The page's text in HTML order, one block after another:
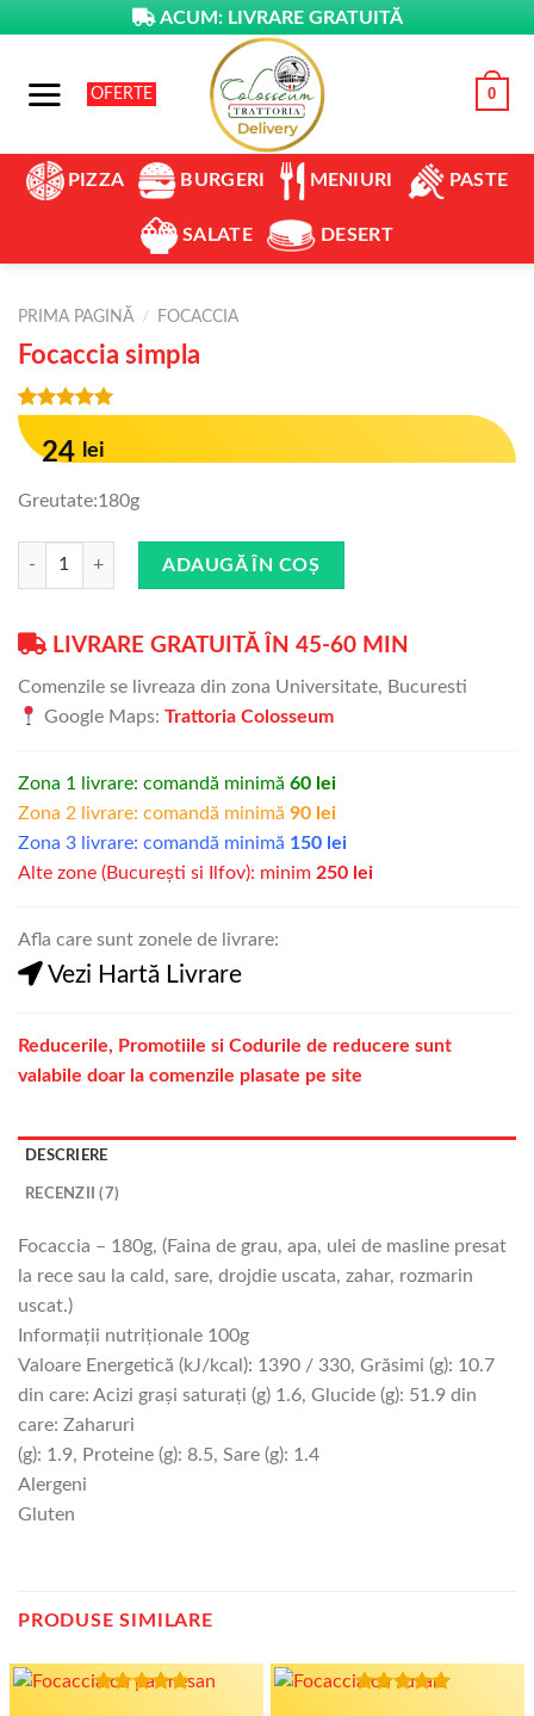
ACUM: LIVRARE GRATUITĂ
OFERTE 0
PIZZA BURGERI MENIURI PASTE
SALATE DESERT
PRIMA PAGINĂ / FOCACCIA
Focaccia simpla
Evaluat la
5.00din 5
pe baza a
7
clienților
24 lei
Greutate:180g
Cantitate
ADAUGĂ ÎN COȘ
LIVRARE GRATUITĂ ÎN 45-60 MIN
Comenzile se livreaza din zona Universitate, Bucuresti
Google Maps:Trattoria Colosseum
Zona 1 livrare: comandă minimă 60 lei
Zona 2 livrare: comandă minimă 90 lei
Zona 3 livrare: comandă minimă 150 lei
Alte zone (București si Ilfov): minim 250 lei
Afla care sunt zonele de livrare:
Vezi Hartă Livrare
Reducerile, Promotiile si Codurile de reducere sunt
valabile doar la comenzile plasate pe site
DESCRIERE
RECENZII (7)
Focaccia – 180g, (Faina de grau, apa, ulei de masline presat
la rece sau la cald, sare, drojdie uscata, zahar, rozmarin
uscat.)
Informații nutriționale 100g
Valoare Energetică (kJ/kcal): 1390 / 330, Grăsimi (g): 10.7
din care: Acizi grași saturați (g) 1.6, Glucide (g): 51.9 din
care: Zaharuri
(g): 1.9, Proteine (g): 8.5, Sare (g): 1.4
Alergeni
Gluten
PRODUSE SIMILARE